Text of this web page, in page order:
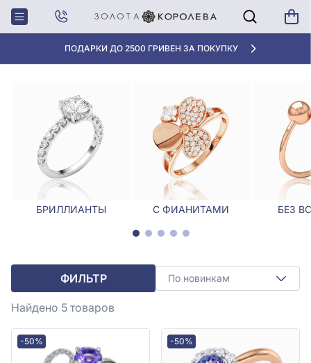
ПОДАРКИ ДО 2500 ГРИВЕН ЗА ПОКУПКУ
Главная Кольца Кольцо с танзанитом
КОЛЬЦО С ТАНЗАНИТОМ
БРИЛЛИАНТЫ С ФИАНИТАМИ БЕЗ
ФИЛЬТР По новинкам
Найдено 5 товаров
-50% -50%